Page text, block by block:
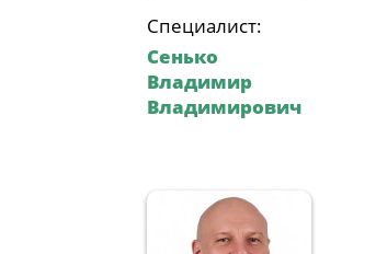
Специалист:
Сенько
Владимир
Владимирович